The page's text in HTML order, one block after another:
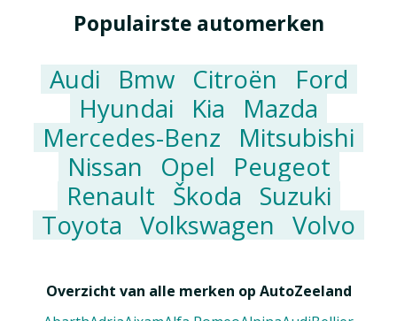
Populairste automerken
Audi Bmw Citroën
Ford
Hyundai
Kia
Mazda
Mercedes-Benz
Mitsubishi
Nissan
Opel
Peugeot
Renault Škoda
Suzuki
Toyota Volkswagen Volvo
Overzicht van alle merken op AutoZeeland